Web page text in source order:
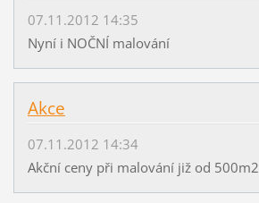
07.11.2012 14:35
Nyní i NOČNÍ malování
Akce
07.11.2012 14:34
Akční ceny při malování již od 500m2